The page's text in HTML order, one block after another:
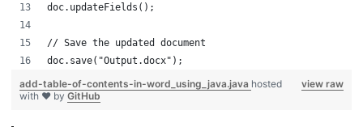
doc.updateFields();
// Save the updated document
doc.save("Output.docx");
view raw
add-table-of-contents-in-word_using_java.java hosted
with ❤ by GitHub